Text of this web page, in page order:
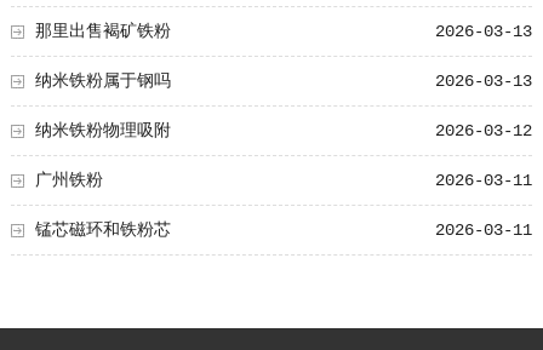
2026-03-13
那里出售褐矿铁粉
2026-03-13
纳米铁粉属于钢吗
2026-03-12
纳米铁粉物理吸附
2026-03-11
广州铁粉
2026-03-11
锰芯磁环和铁粉芯